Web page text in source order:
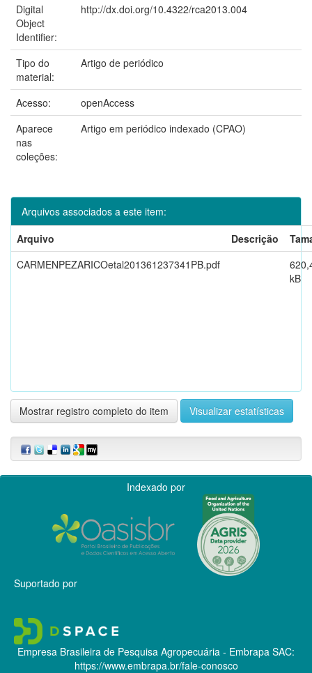
Digital
Object
Identifier:
http://dx.doi.org/10.4322/rca2013.004
Tipo do
material:
Artigo de periódico
Acesso:
openAccess
Aparece
nas
coleções:
Artigo em periódico indexado (CPAO)
Arquivos associados a este item:
Arquivo
Descrição
CARMENPEZARICOetal201361237341PB.pdf
kB
Mostrar registro completo do item Visualizar estatísticas
Indexado por
Suportado por
Empresa Brasileira de Pesquisa Agropecuária - Embrapa SAC:
https://www.embrapa.br/fale-conosco